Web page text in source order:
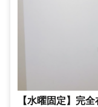
【水曜固定】完